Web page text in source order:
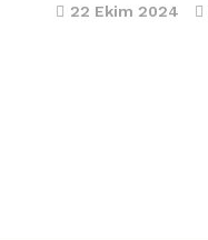
22 Ekim 2024